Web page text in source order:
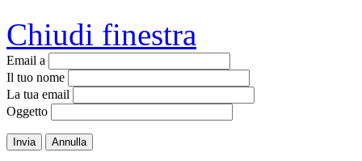
Chiudi finestra
Email a
Il tuo nome
La tua email
Oggetto
Invia Annulla